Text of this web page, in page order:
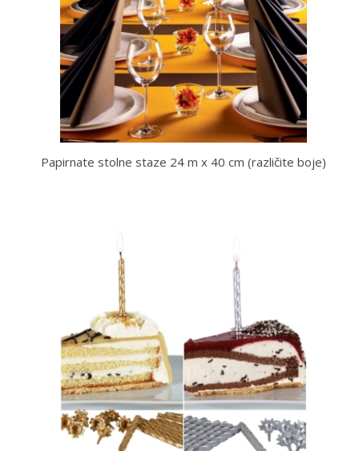
Papirnate stolne staze 24 m x 40 cm (različite boje)